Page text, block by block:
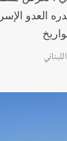
العماد
على ضرورة
الجنوبي : جيش
عملهم في عيتا
العدو